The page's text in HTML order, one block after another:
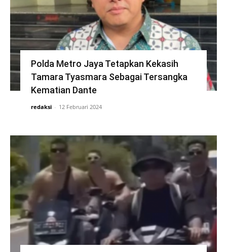
Polda Metro Jaya Tetapkan Kekasih
Tamara Tyasmara Sebagai Tersangka
Kematian Dante
redaksi - 12 Februari 2024